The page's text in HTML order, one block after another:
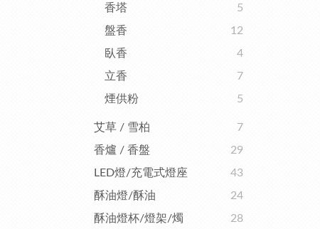
香塔
5
盤香
12
臥香
4
立香
7
煙供粉
5
艾草 / 雪柏
7
香爐 / 香盤
29
LED燈/充電式燈座
43
酥油燈/酥油
24
酥油燈杯/燈架/燭
28